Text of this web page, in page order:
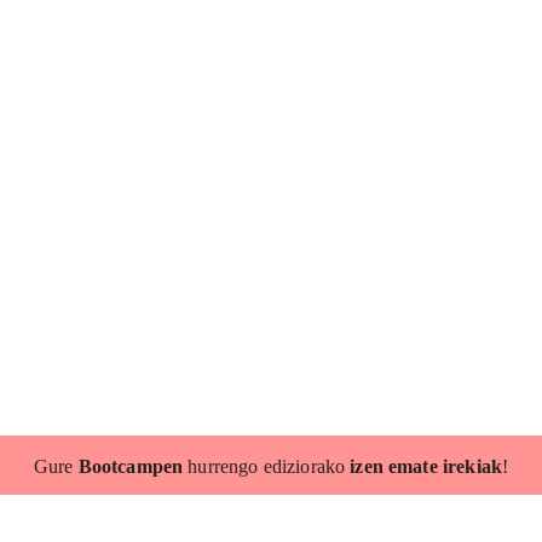
Gure Bootcampen hurrengo ediziorakoizen emate irekiak!